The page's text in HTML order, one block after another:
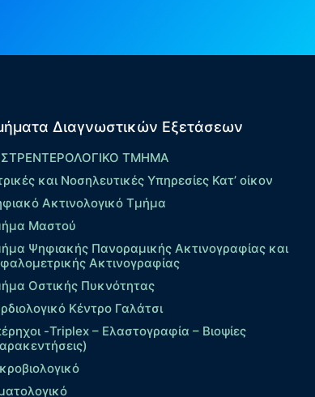
Διαγνωστικών Εξετάσεων
ΤΜΗΜΑ
και Νοσηλευτικές Υπηρεσίες Κατ’ οίκον
Ακτινολογικό Τμήμα
Μαστού
Ψηφιακής Πανοραμικής Ακτινογραφίας και
Ακτινογραφίας
Οστικής Πυκνότητας
Κέντρο Γαλάτσι
-Triplex – Eλαστογραφία – Βιοψίες